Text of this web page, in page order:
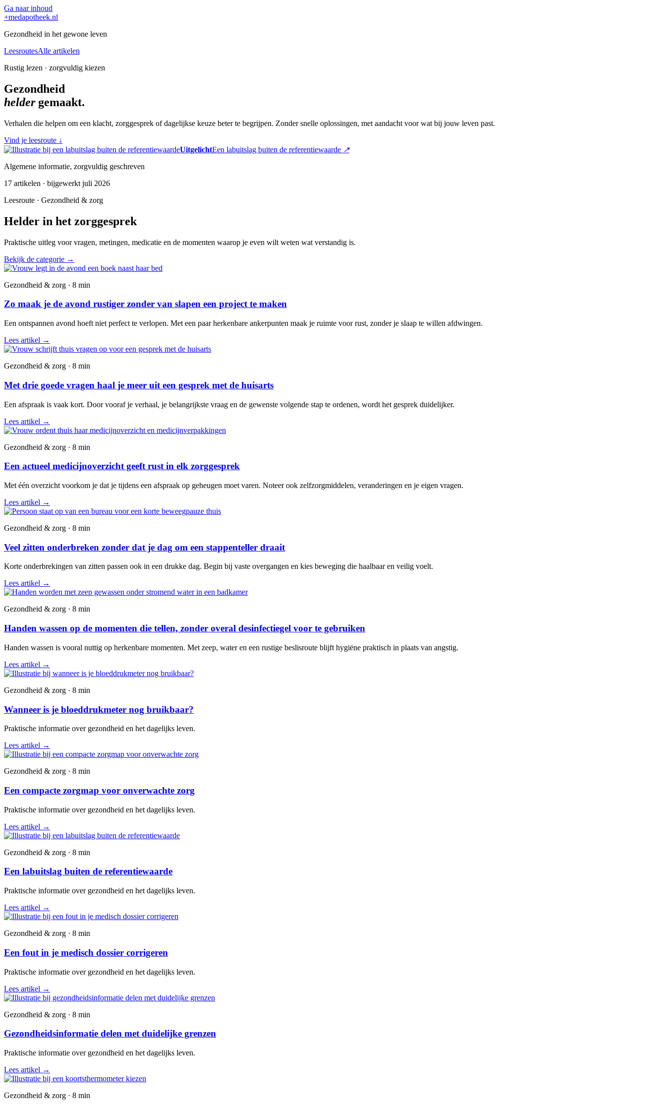
Ga naar inhoud
+medapotheek.nl
Gezondheid in het gewone leven
LeesroutesAlle artikelen
Rustig lezen · zorgvuldig kiezen
Gezondheid
heldergemaakt.
Verhalen die helpen om een klacht, zorggesprek of dagelijkse keuze beter te begrijpen. Zonder snelle oplossingen, met aandacht voor wat bij jouw leven past.
Vind je leesroute ↓
UitgelichtEen labuitslag buiten de referentiewaarde ↗
Algemene informatie, zorgvuldig geschreven
17 artikelen · bijgewerkt juli 2026
Leesroute · Gezondheid & zorg
Helder in het zorggesprek
Praktische uitleg voor vragen, metingen, medicatie en de momenten waarop je even wilt weten wat verstandig is.
Bekijk de categorie →
Gezondheid & zorg · 8 min
Zo maak je de avond rustiger zonder van slapen een project te maken
Een ontspannen avond hoeft niet perfect te verlopen. Met een paar herkenbare ankerpunten maak je ruimte voor rust, zonder je slaap te willen afdwingen.
Lees artikel →
Gezondheid & zorg · 8 min
Met drie goede vragen haal je meer uit een gesprek met de huisarts
Een afspraak is vaak kort. Door vooraf je verhaal, je belangrijkste vraag en de gewenste volgende stap te ordenen, wordt het gesprek duidelijker.
Lees artikel →
Gezondheid & zorg · 8 min
Een actueel medicijnoverzicht geeft rust in elk zorggesprek
Met één overzicht voorkom je dat je tijdens een afspraak op geheugen moet varen. Noteer ook zelfzorgmiddelen, veranderingen en je eigen vragen.
Lees artikel →
Gezondheid & zorg · 8 min
Veel zitten onderbreken zonder dat je dag om een stappenteller draait
Korte onderbrekingen van zitten passen ook in een drukke dag. Begin bij vaste overgangen en kies beweging die haalbaar en veilig voelt.
Lees artikel →
Gezondheid & zorg · 8 min
Handen wassen op de momenten die tellen, zonder overal desinfectiegel voor te gebruiken
Handen wassen is vooral nuttig op herkenbare momenten. Met zeep, water en een rustige beslisroute blijft hygiëne praktisch in plaats van angstig.
Lees artikel →
Gezondheid & zorg · 8 min
Wanneer is je bloeddrukmeter nog bruikbaar?
Praktische informatie over gezondheid en het dagelijks leven.
Lees artikel →
Gezondheid & zorg · 8 min
Een compacte zorgmap voor onverwachte zorg
Praktische informatie over gezondheid en het dagelijks leven.
Lees artikel →
Gezondheid & zorg · 8 min
Een labuitslag buiten de referentiewaarde
Praktische informatie over gezondheid en het dagelijks leven.
Lees artikel →
Gezondheid & zorg · 8 min
Een fout in je medisch dossier corrigeren
Praktische informatie over gezondheid en het dagelijks leven.
Lees artikel →
Gezondheid & zorg · 8 min
Gezondheidsinformatie delen met duidelijke grenzen
Praktische informatie over gezondheid en het dagelijks leven.
Lees artikel →
Gezondheid & zorg · 8 min